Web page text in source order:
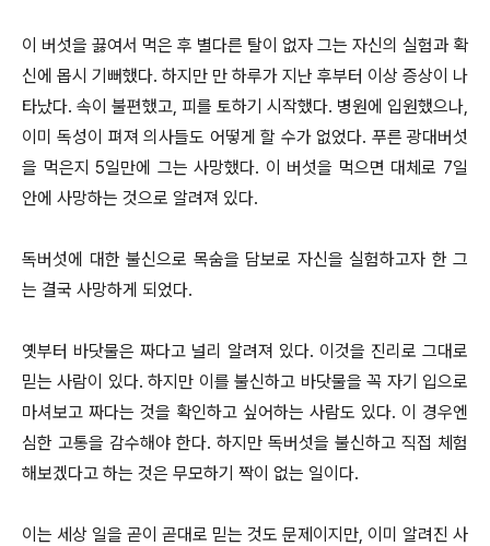
이 버섯을 끓여서 먹은 후 별다른 탈이 없자 그는 자신의 실험과 확
신에 몹시 기뻐했다. 하지만 만 하루가 지난 후부터 이상 증상이 나
타났다. 속이 불편했고, 피를 토하기 시작했다. 병원에 입원했으나,
이미 독성이 펴져 의사들도 어떻게 할 수가 없었다. 푸른 광대버섯
을 먹은지 5일만에 그는 사망했다. 이 버섯을 먹으면 대체로 7일
안에 사망하는 것으로 알려져 있다.
독버섯에 대한 불신으로 목숨을 담보로 자신을 실험하고자 한 그
는 결국 사망하게 되었다.
옛부터 바닷물은 짜다고 널리 알려져 있다. 이것을 진리로 그대로
믿는 사람이 있다. 하지만 이를 불신하고 바닷물을 꼭 자기 입으로
마셔보고 짜다는 것을 확인하고 싶어하는 사람도 있다. 이 경우엔
심한 고통을 감수해야 한다. 하지만 독버섯을 불신하고 직접 체험
해보겠다고 하는 것은 무모하기 짝이 없는 일이다.
이는 세상 일을 곧이 곧대로 믿는 것도 문제이지만, 이미 알려진 사